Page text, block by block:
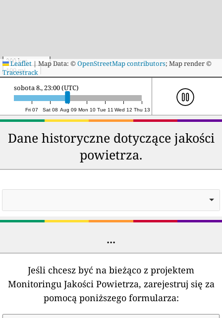
200 km
100 mi
Leaflet|Map Data: ©OpenStreetMap contributors; Map render ©
Tracestrack
Fri 07 Sat 08 Aug 09 Mon 10 Tue 11 Wed 12 Thu 13
niedziela 9., 19:00 (UTC)
Dane historyczne dotyczące jakości
powietrza.
...
Jeśli chcesz być na bieżąco z projektem
Monitoringu Jakości Powietrza, zarejestruj się za
pomocą poniższego formularza: